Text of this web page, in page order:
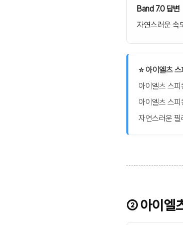
Band 7.0 답변
자연스러운 속
⭐️ 아이엘츠
아이엘츠 스
아이엘츠 스피
자연스러운
② 아이엘